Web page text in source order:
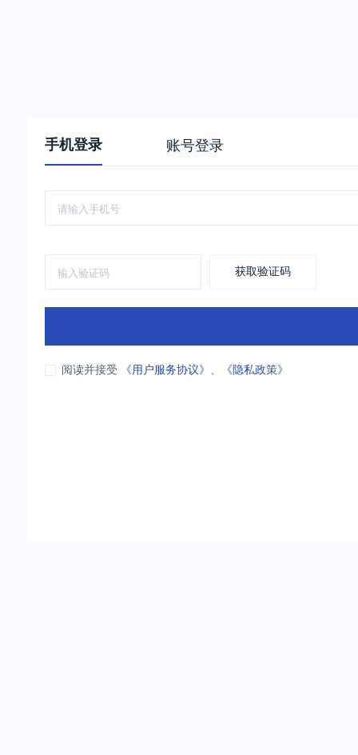
手机登录 账号登录
获取验证码
阅读并接受 《用户服务协议》 、 《隐私政策》